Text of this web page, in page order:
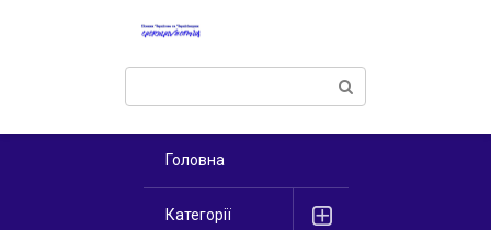
Поиск:
Головна
Категорії